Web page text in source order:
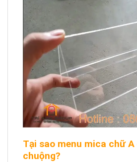
Tại sao menu mica chữ
chuộng?